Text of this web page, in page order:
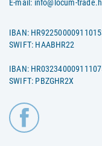
E-mail: info@locum-
IBAN:
SWIFT: HAABHR22
IBAN:
SWIFT: PBZGHR2X